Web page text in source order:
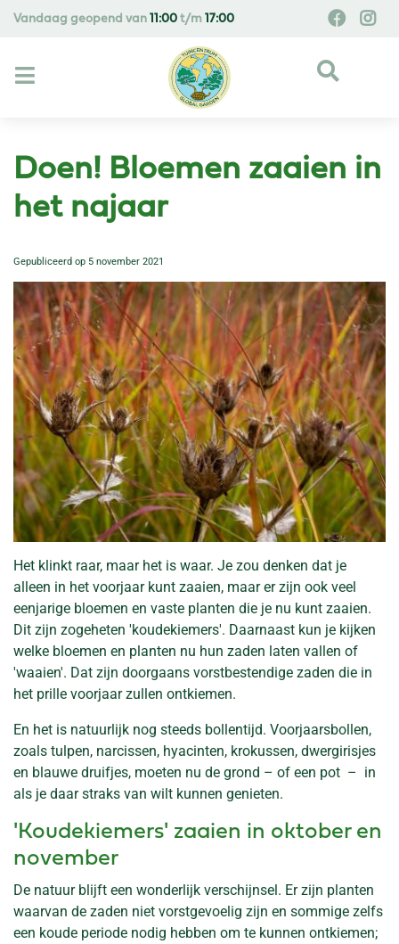
Vandaag geopend van 11:00 t/m 17:00
Doen! Bloemen zaaien in
het najaar
Gepubliceerd op 5 november 2021
Het klinkt raar, maar het is waar. Je zou denken dat je
alleen in het voorjaar kunt zaaien, maar er zijn ook veel
eenjarige bloemen en vaste planten die je nu kunt zaaien.
Dit zijn zogeheten 'koudekiemers'. Daarnaast kun je kijken
welke bloemen en planten nu hun zaden laten vallen of
'waaien'. Dat zijn doorgaans vorstbestendige zaden die in
het prille voorjaar zullen ontkiemen.
En het is natuurlijk nog steeds bollentijd. Voorjaarsbollen,
zoals tulpen, narcissen, hyacinten, krokussen, dwergirisjes
en blauwe druifjes, moeten nu de grond – of een pot – in
als je daar straks van wilt kunnen genieten.
'Koudekiemers' zaaien in oktober en
november
De natuur blijft een wonderlijk verschijnsel. Er zijn planten
waarvan de zaden niet vorstgevoelig zijn en sommige zelfs
een koude periode nodig hebben om te kunnen ontkiemen;